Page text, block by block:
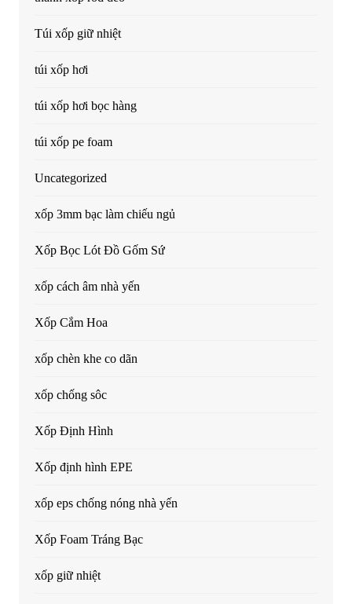
Túi xốp giữ nhiệt
túi xốp hơi
túi xốp hơi bọc hàng
túi xốp pe foam
Uncategorized
xốp 3mm bạc làm chiếu ngủ
Xốp Bọc Lót Đồ Gốm Sứ
xốp cách âm nhà yến
Xốp Cắm Hoa
xốp chèn khe co dãn
xốp chống sôc
Xốp Định Hình
Xốp định hình EPE
xốp eps chống nóng nhà yến
Xốp Foam Tráng Bạc
xốp giữ nhiệt